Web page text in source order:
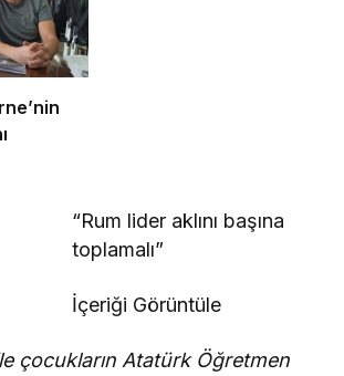
“Rum lider aklını başına
toplamalı”
İçeriği Görüntüle
çocukların Atatürk Öğretmen